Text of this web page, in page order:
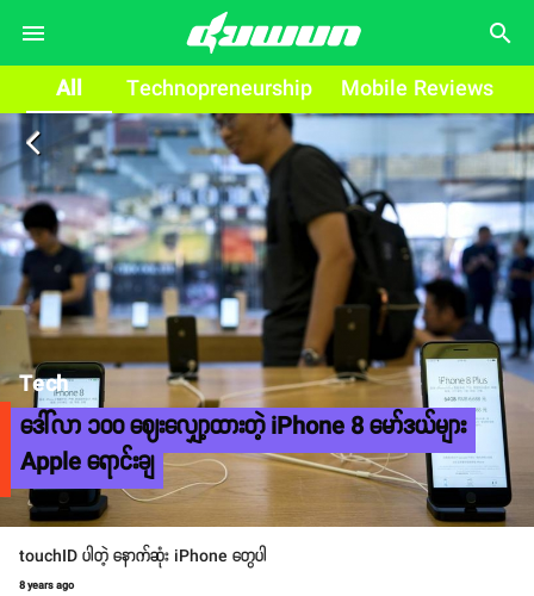
search
All Technopreneurship Mobile Reviews
arrow_back_ios
Tech
ဒေါ်လာ ၁၀၀ ဈေးလျှော့ထားတဲ့ iPhone 8 မော်ဒယ်များ
Apple ရောင်းချ
touchID ပါတဲ့ နောက်ဆုံး iPhone တွေပါ
8 years ago